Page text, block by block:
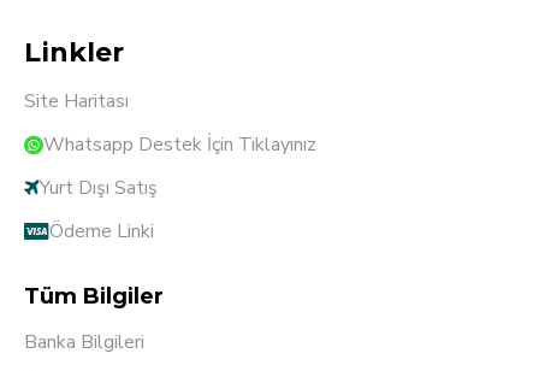
Linkler
Site Haritası
Whatsapp Destek İçin Tıklayınız
Yurt Dışı Satış
Ödeme Linki
Tüm Bilgiler
Banka Bilgileri